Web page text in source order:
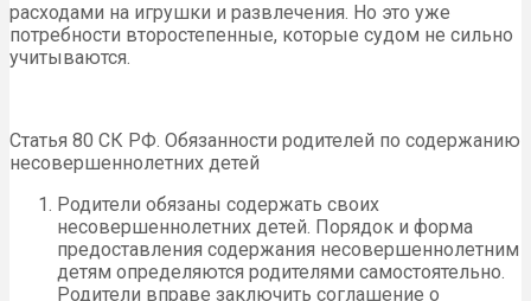
расходами на игрушки и развлечения. Но это уже
потребности второстепенные, которые судом не сильно
учитываются.
Статья 80 СК РФ. Обязанности родителей по содержанию
несовершеннолетних детей
Родители обязаны содержать своих
несовершеннолетних детей. Порядок и форма
предоставления содержания несовершеннолетним
детям определяются родителями самостоятельно.
Родители вправе заключить соглашение о